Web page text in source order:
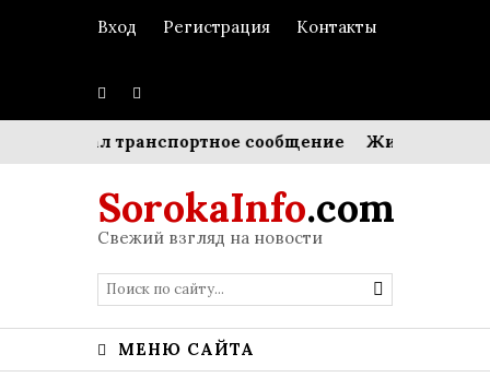
Вход Регистрация Контакты
транспортное сообщение Жировая ткань
SorokaInfo.com
Свежий взгляд на новости
МЕНЮ САЙТА